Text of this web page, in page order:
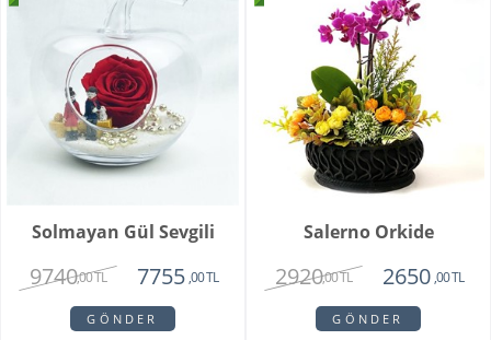
Solmayan Gül Sevgili
9740,00 TL 7755 ,00 TL
GÖNDER
Salerno Orkide
2920,00 TL 2650 ,00 TL
GÖNDER